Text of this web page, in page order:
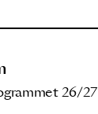
26/27